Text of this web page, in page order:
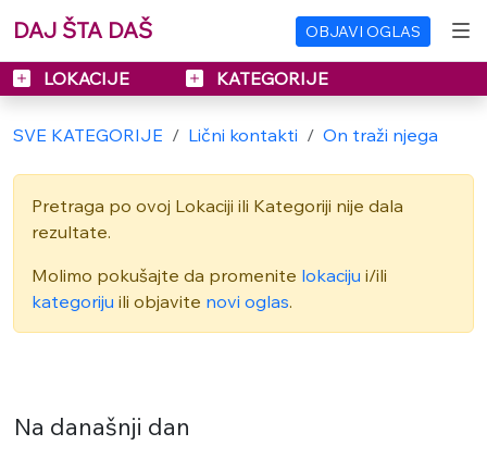
DAJ ŠTA DAŠ OBJAVI OGLAS
LOKACIJE KATEGORIJE
SVE KATEGORIJE Lični kontakti On traži njega
Pretraga po ovoj Lokaciji ili Kategoriji nije dala
rezultate.
Molimo pokušajte da promenite lokaciju i/ili
kategoriju ili objavite novi oglas.
Na današnji dan